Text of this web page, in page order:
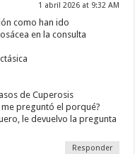
1 abril 2026 at 9:32 AM
como han ido
en la consulta
de Cuperosis
preguntó el porqué?
le devuelvo la pregunta
Responder